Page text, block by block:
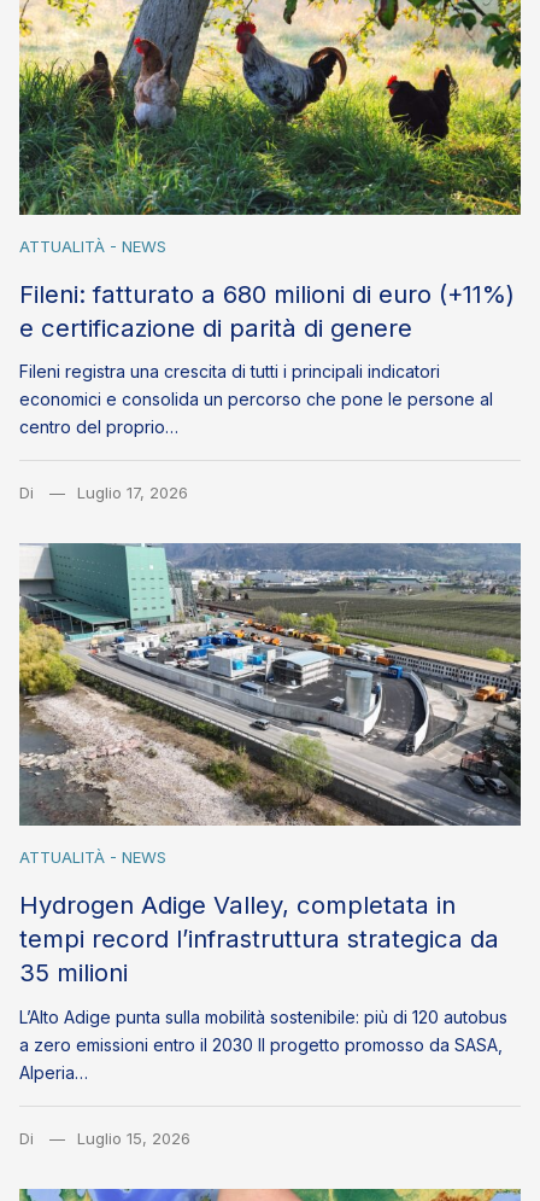
ATTUALITÀ - NEWS
Fileni: fatturato a 680 milioni di euro (+11%)
e certificazione di parità di genere
Fileni registra una crescita di tutti i principali indicatori
economici e consolida un percorso che pone le persone al
centro del proprio…
Di Luglio 17, 2026
ATTUALITÀ - NEWS
Hydrogen Adige Valley, completata in
tempi record l’infrastruttura strategica da
35 milioni
L’Alto Adige punta sulla mobilità sostenibile: più di 120 autobus
a zero emissioni entro il 2030 Il progetto promosso da SASA,
Alperia…
Di Luglio 15, 2026